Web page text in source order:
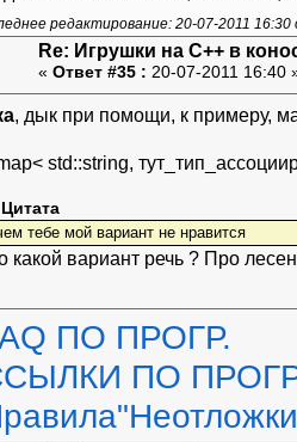
редактирование: 20-07-2011 16:30
Re: Игрушки на С++ в
« Ответ #35 : 20-07-2011 16:40
, дык при помощи, к примеру,
std::string,
Цитата
тебе мой вариант не нравится
какой вариант речь ? Про
ПО ПРОГР.
ПО